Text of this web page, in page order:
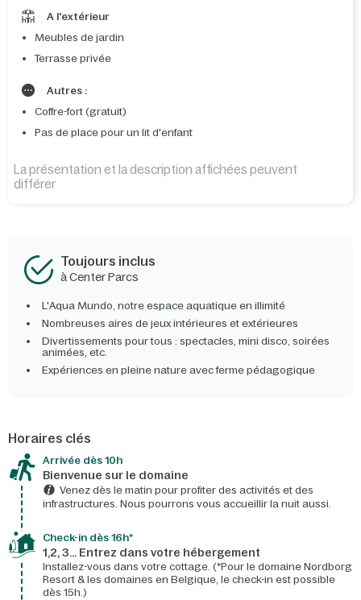
A l'extérieur
Meubles de jardin
Terrasse privée
Autres :
Coffre-fort (gratuit)
Pas de place pour un lit d'enfant
La présentation et la description affichées peuvent
différer
Toujours inclus
à Center Parcs
L'Aqua Mundo, notre espace aquatique en illimité
Nombreuses aires de jeux intérieures et extérieures
Divertissements pour tous : spectacles, mini disco, soirées
animées, etc.
Expériences en pleine nature avec ferme pédagogique
Horaires clés
Arrivée dès 10h​
Bienvenue sur le domaine​
Venez dès le matin pour profiter des activités et des
infrastructures. Nous pourrons vous accueillir la nuit aussi.
Check-in dès 16h*​
1,2, 3… Entrez dans votre hébergement
Installez-vous dans votre cottage. (*Pour le domaine Nordborg
Resort & les domaines en Belgique, le check-in est possible
dès 15h.)